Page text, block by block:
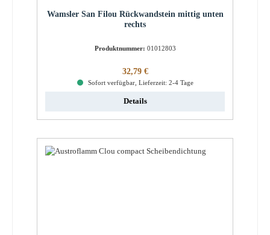
Wamsler San Filou Rückwandstein mittig unten
rechts
Produktnummer: 01012803
Regulärer Preis:
32,79 €
Sofort verfügbar, Lieferzeit: 2-4 Tage
Details